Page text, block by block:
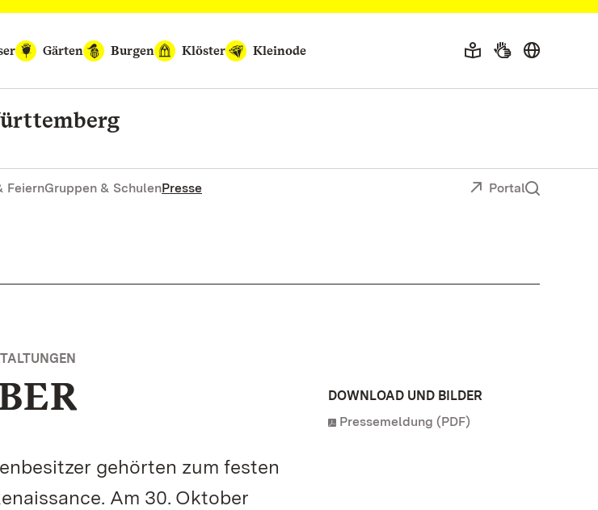
Gärten Burgen Klöster Kleinode
FeiernGruppen & SchulenPresse Portal
gehörten zum festen
Am 30. Oktober
DOWNLOAD UND BILDER
Pressemeldung (PDF)